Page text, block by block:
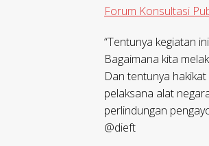
Forum Konsultasi
“Tentunya kegiatan
Bagaimana kita
Dan tentunya
pelaksana alat
perlindungan
@dieft